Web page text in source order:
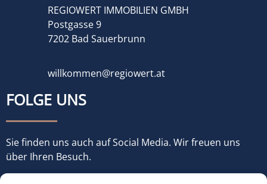
REGIOWERT IMMOBILIEN GMBH
Postgasse 9
7202 Bad Sauerbrunn
willkommen@regiowert.at
FOLGE UNS
Sie finden uns auch auf Social Media. Wir freuen uns
über Ihren Besuch.